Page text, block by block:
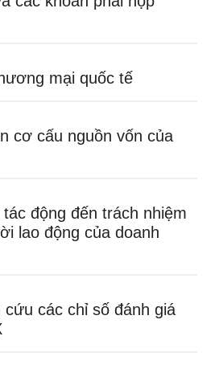
mại quốc tế
cơ cấu nguồn vốn của
động đến trách nhiệm
lao động của doanh
cứu các chỉ số đánh giá